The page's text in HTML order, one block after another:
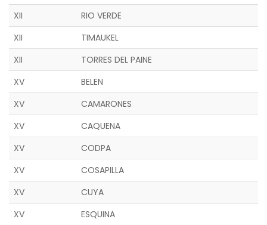
XII
RIO VERDE
XII
TIMAUKEL
XII
TORRES DEL PAINE
XV
BELEN
XV
CAMARONES
XV
CAQUENA
XV
CODPA
XV
COSAPILLA
XV
CUYA
XV
ESQUINA